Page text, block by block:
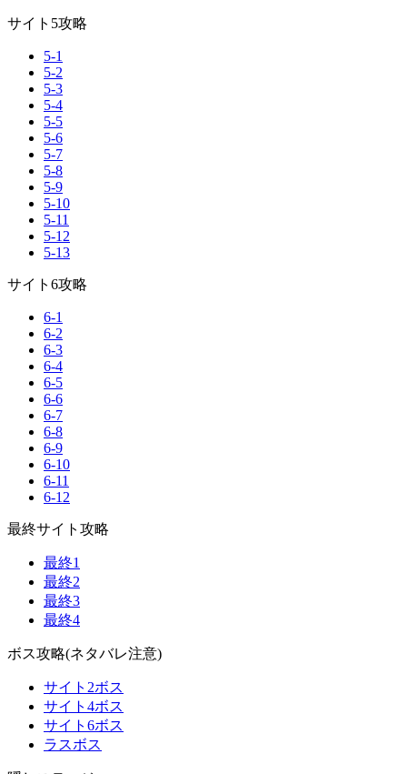
サイト5攻略
5-1
5-2
5-3
5-4
5-5
5-6
5-7
5-8
5-9
5-10
5-11
5-12
5-13
サイト6攻略
6-1
6-2
6-3
6-4
6-5
6-6
6-7
6-8
6-9
6-10
6-11
6-12
最終サイト攻略
最終1
最終2
最終3
最終4
ボス攻略(ネタバレ注意)
サイト2ボス
サイト4ボス
サイト6ボス
ラスボス